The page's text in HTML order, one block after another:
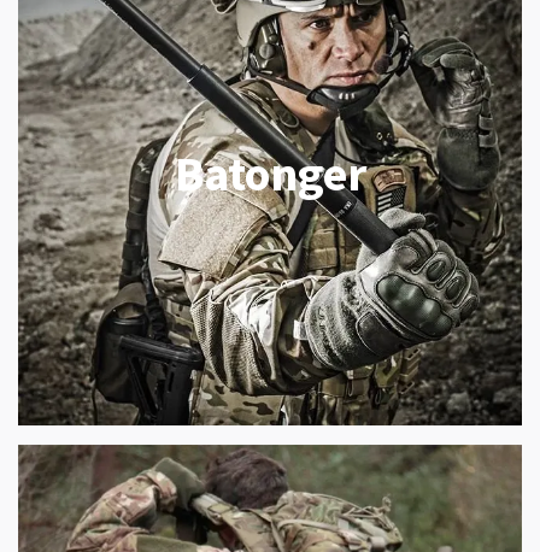
Batonger